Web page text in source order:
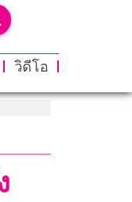
วิดีโอ